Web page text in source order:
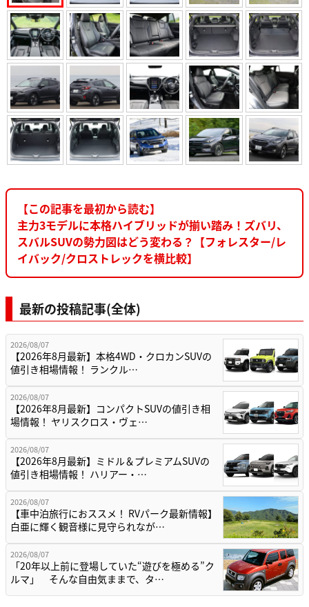
【この記事を最初から読む】
主力3モデルに本格ハイブリッドが揃い踏み！ズバリ、
スバルSUVの勢力図はどう変わる？【フォレスター/レ
イバック/クロストレックを横比較】
最新の投稿記事(全体)
2026/08/07
【2026年8月最新】本格4WD・クロカンSUVの
値引き相場情報！ ランクル…
2026/08/07
【2026年8月最新】コンパクトSUVの値引き相
場情報！ ヤリスクロス・ヴェ…
2026/08/07
【2026年8月最新】ミドル＆プレミアムSUVの
値引き相場情報！ ハリアー・…
2026/08/07
【車中泊旅行におススメ！ RVパーク最新情報】
白亜に輝く観音様に見守られなが…
2026/08/07
「20年以上前に登場していた“遊びを極める”ク
ルマ」 そんな自由気ままで、タ…